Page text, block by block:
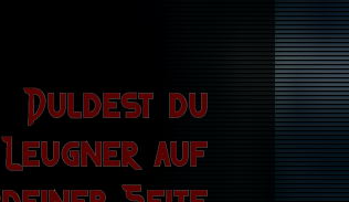
Duldest du
Leugner auf